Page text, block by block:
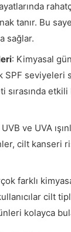
tanır. Bu
sağlar.
: Kimyasal
SPF seviyeleri
sırasında
UVB ve UVA
cilt kanseri
farklı
cilt
kolayca